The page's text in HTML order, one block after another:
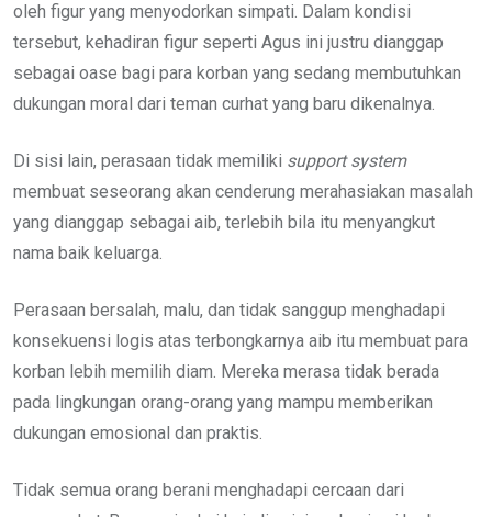
oleh figur yang menyodorkan simpati. Dalam kondisi
tersebut, kehadiran figur seperti Agus ini justru dianggap
sebagai oase bagi para korban yang sedang membutuhkan
dukungan moral dari teman curhat yang baru dikenalnya.
Di sisi lain, perasaan tidak memiliki support system
membuat seseorang akan cenderung merahasiakan masalah
yang dianggap sebagai aib, terlebih bila itu menyangkut
nama baik keluarga.
Perasaan bersalah, malu, dan tidak sanggup menghadapi
konsekuensi logis atas terbongkarnya aib itu membuat para
korban lebih memilih diam. Mereka merasa tidak berada
pada lingkungan orang-orang yang mampu memberikan
dukungan emosional dan praktis.
Tidak semua orang berani menghadapi cercaan dari